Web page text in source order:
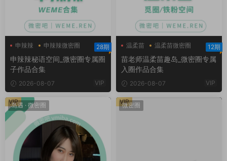
申辣辣
申辣辣微密圈
申辣辣秘语空间
28期
申辣辣秘语空间_微密圈专属圈
子作品合集
2026-08-07 VIP
温柔苗
温柔苗微密圈
温柔苗趣岛
12期
苗老师温柔苗趣岛_微密圈专属
入圈作品合集
2026-08-07 VIP
岛遇 · 微密圈
VIP 微密圈
VIP